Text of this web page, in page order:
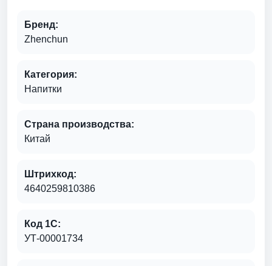
Бренд:
Zhenchun
Категория:
Напитки
Страна производства:
Китай
Штрихкод:
4640259810386
Код 1С:
УТ-00001734